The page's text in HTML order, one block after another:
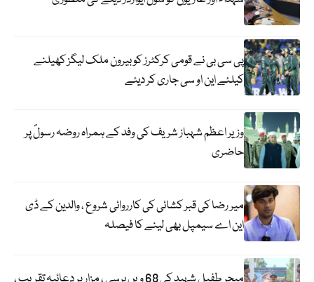
پی سی بی نے قومی کرکٹرز کو بیرون ملک لیگز کھیلنے
کیلئے این او سی جاری کر دیئے
وزیر اعظم شہباز شریف کی وفد کے ہمراہ روضہ رسولؐ پر
حاضری
میر رضا کی قبر کشائی کی کارروائی شروع ، والدین کے ڈی
این اے سیمپل بھی لینے کا فیصلہ